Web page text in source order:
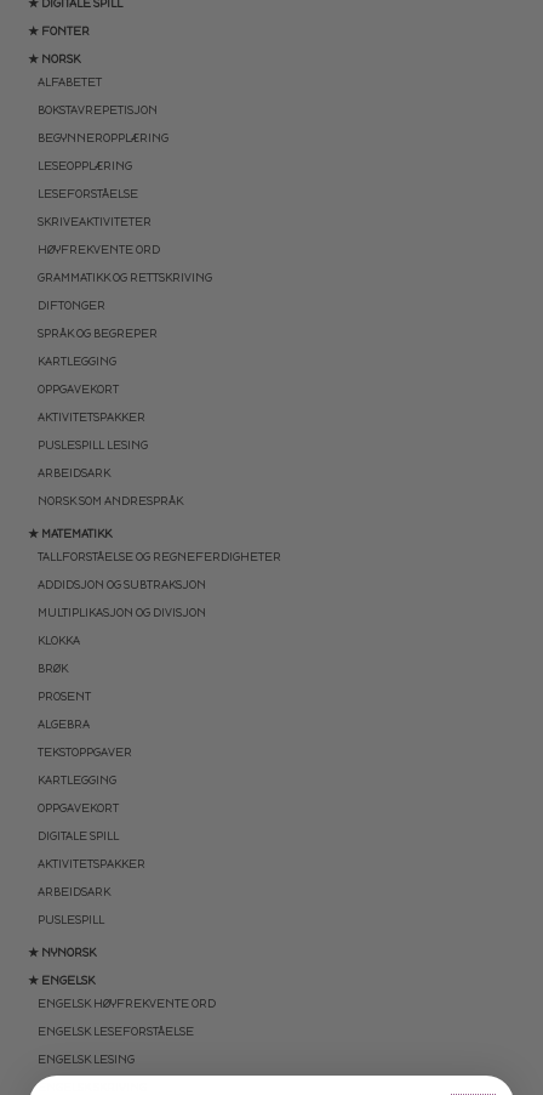
★ FONTER
★ NORSK
ALFABETET
BOKSTAVREPETISJON
BEGYNNEROPPLÆRING
LESEOPPLÆRING
LESEFORSTÅELSE
SKRIVEAKTIVITETER
HØYFREKVENTE ORD
GRAMMATIKK OG RETTSKRIVING
DIFTONGER
SPRÅK OG BEGREPER
KARTLEGGING
OPPGAVEKORT
AKTIVITETSPAKKER
PUSLESPILL LESING
ARBEIDSARK
NORSK SOM ANDRESPRÅK
★ MATEMATIKK
TALLFORSTÅELSE OG REGNEFERDIGHETER
ADDIDSJON OG SUBTRAKSJON
MULTIPLIKASJON OG DIVISJON
KLOKKA
BRØK
PROSENT
ALGEBRA
TEKSTOPPGAVER
KARTLEGGING
OPPGAVEKORT
DIGITALE SPILL
AKTIVITETSPAKKER
ARBEIDSARK
PUSLESPILL
★ NYNORSK
★ ENGELSK
ENGELSK HØYFREKVENTE ORD
ENGELSK LESEFORSTÅELSE
ENGELSK LESING
ENGELSK SKRIVING